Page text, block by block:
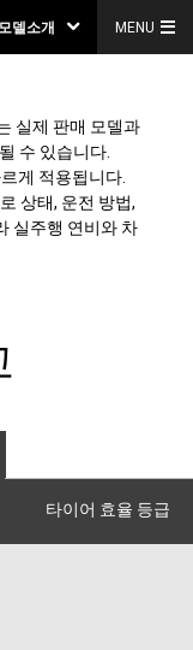
모델소개 MENU
실제 판매 모델과
수 있습니다.
게 적용됩니다.
상태, 운전 방법,
실주행 연비와 차
타이어 효율 등급